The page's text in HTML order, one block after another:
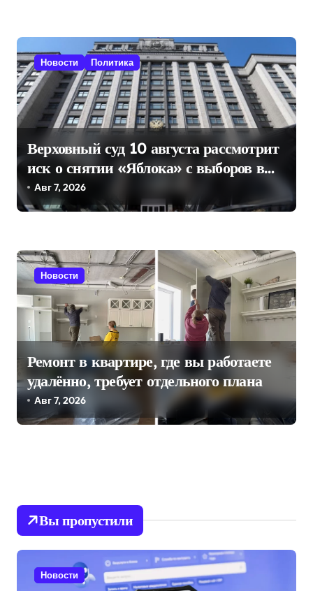
с
я
м
Новости Политика
Верховный суд 10 августа рассмотрит
иск о снятии «Яблока» с выборов в
Госдуму
Авг 7, 2026
Новости
Ремонт в квартире, где вы работаете
удалённо, требует отдельного плана
Авг 7, 2026
Вы пропустили
Новости